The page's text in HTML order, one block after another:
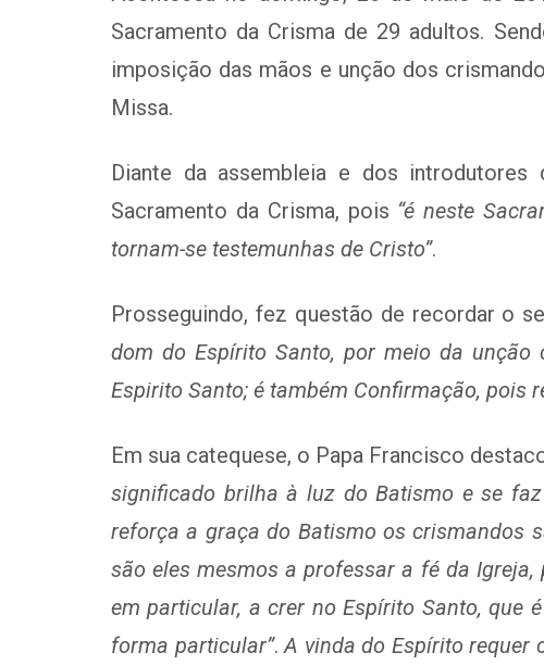
Sacramento da Crisma de 29 adultos.
imposição das mãos e unção dos
Missa.
Diante da assembleia e dos
Sacramento da Crisma, pois “é neste
tornam-se testemunhas de Cristo”.
Prosseguindo, fez questão de recordar o
dom do Espírito Santo, por meio da
Espirito Santo; é também Confirmação, pois
Em sua catequese, o Papa Francisco
significado brilha à luz do Batismo e se
reforça a graça do Batismo os crismandos
são eles mesmos a professar a fé da Igreja,
em particular, a crer no Espírito Santo, que
forma particular”.A vinda do Espírito requer